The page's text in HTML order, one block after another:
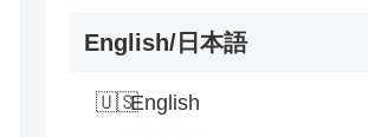
English/日本語
English